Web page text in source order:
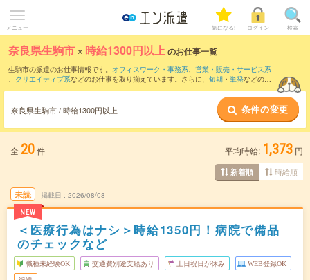
メニュー 気になる! ログイン 検索
奈良県生駒市 × 時給1300円以上のお仕事一覧
生駒市の派遣のお仕事情報です。 オフィスワーク・事務系、 営業・販売・サービス系
、 クリエイティブ系などのお仕事を取り揃えています。さらに、 短期 ・ 単発などの期
奈良県生駒市 / 時給1300円以上 条件の変更
全 20件 平均時給: 1,373 円
新着順 時給順
未読
NEW
掲載日 2026/08/08
＜医療行為はナシ＞時給1350円！病院で備品
のチェックなど
職種未経験OK 交通費別途支給あり 土日祝日が休み WEB登録OK